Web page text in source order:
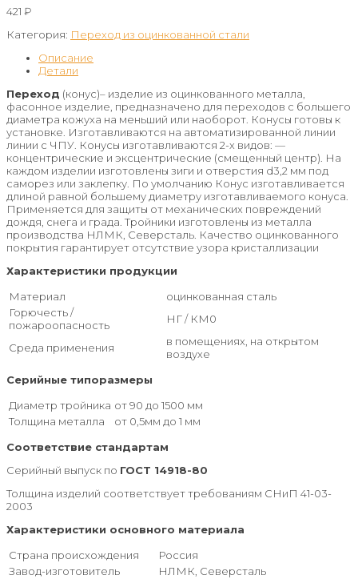
421 ₽
Категория: Переход из оцинкованной стали
Описание
Детали
Переход (конус)– изделие из оцинкованного металла,
фасонное изделие, предназначено для переходов с большего
диаметра кожуха на меньший или наоборот. Конусы готовы к
установке. Изготавливаются на автоматизированной линии
линии с ЧПУ. Конусы изготавливаются 2-х видов: —
концентрические и эксцентрические (смещенный центр). На
каждом изделии изготовлены зиги и отверстия d3,2 мм под
саморез или заклепку. По умолчанию Конус изготавливается
длиной равной большему диаметру изготавливаемого конуса.
Применяется для защиты от механических повреждений
дождя, снега и града. Тройники изготовлены из металла
производства НЛМК, Северсталь. Качество оцинкованного
покрытия гарантирует отсутствие узора кристаллизации
Характеристики продукции
Материал
оцинкованная сталь
Горючесть /
пожароопасность
НГ / КМ0
Среда применения
в помещениях, на открытом
воздухе
Серийные типоразмеры
Диаметр тройника от 90 до 1500 мм
Толщина металла
от 0,5мм до 1 мм
Соответствие стандартам
Серийный выпуск по ГОСТ 14918-80
Толщина изделий соответствует требованиям СНиП 41-03-
2003
Характеристики основного материала
Страна происхождения
Россия
Завод-изготовитель
НЛМК, Северсталь